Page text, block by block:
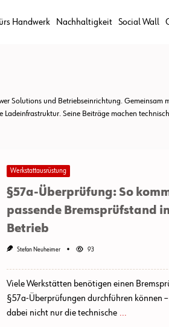
Handwerk Nachhaltigkeit Social Wall
Solutions und Betriebseinrichtung.
Seine Beiträge machen
Werkstattausrüstung
§57a-Überprüfung: So
passende Bremsprüfstand
Betrieb
Stefan Neuheimer 93
Viele Werkstätten benötigen einen
§57a-Überprüfungen durchführen können
dabei nicht nur die technische ...